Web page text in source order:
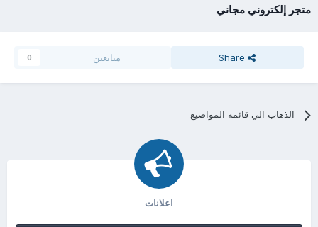
متجر إلكتروني مجاني
Share متابعين 0
الذهاب الي قائمه المواضيع
اعلانات